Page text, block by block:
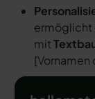
ermöglicht
mit
[Vornamen